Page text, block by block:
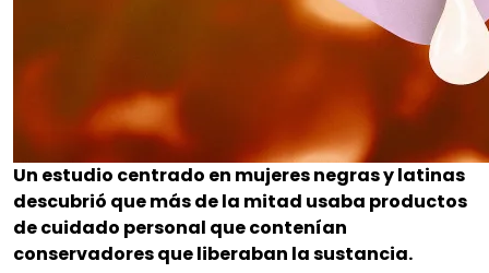
Un estudio centrado en mujeres negras y latinas
descubrió que más de la mitad usaba productos
de cuidado personal que contenían
conservadores que liberaban la sustancia.